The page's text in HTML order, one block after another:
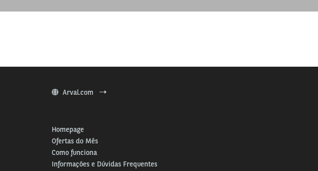
Arval.com
Homepage
Ofertas do Mês
Como funciona
Informações e Dúvidas Frequentes